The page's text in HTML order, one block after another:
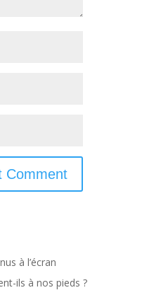
à l’écran
ils à nos pieds ?